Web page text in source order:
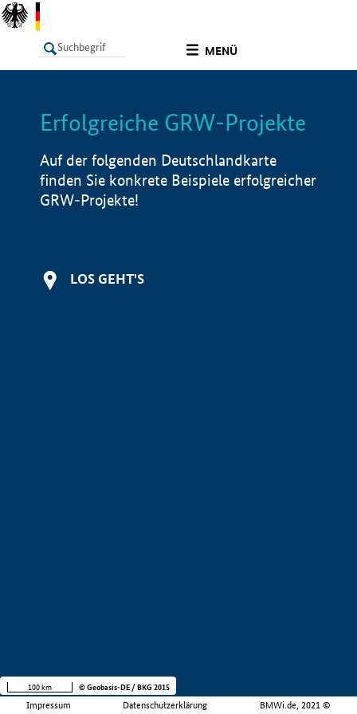
MENÜ
LISTE Info
Erfolgreiche GRW-Projekte
Auf der folgenden Deutschlandkarte
finden Sie konkrete Beispiele erfolgreicher
GRW-Projekte!
LOS GEHT'S
Impressum Datenschutzerklärung BMWi.de, 2021 ©
100 km © Geobasis-DE / BKG 2015